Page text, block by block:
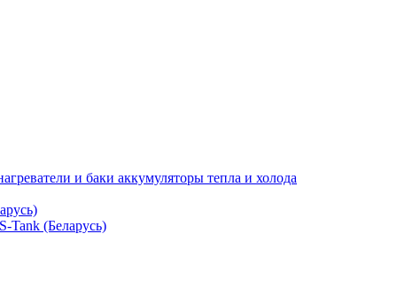
и баки аккумуляторы тепла и холода
Tank (Беларусь)